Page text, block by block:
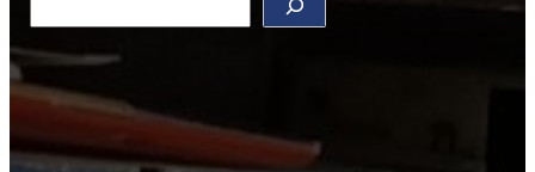
c
h
r
r